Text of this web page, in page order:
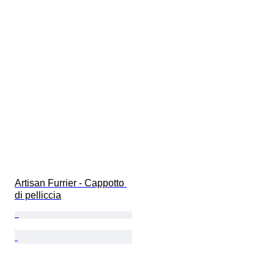
Artisan Furrier - Cappotto
di pelliccia